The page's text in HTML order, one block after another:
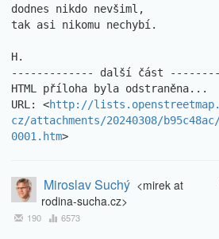
dodnes nikdo nevšiml,
tak asi nikomu nechybí.
H.
------------- další část
HTML příloha byla odstraněna...
URL: <http://
cz/attachments/20240308/
0001.htm>
Miroslav Suchý <mirek at
rodina-sucha.cz>
190 6573